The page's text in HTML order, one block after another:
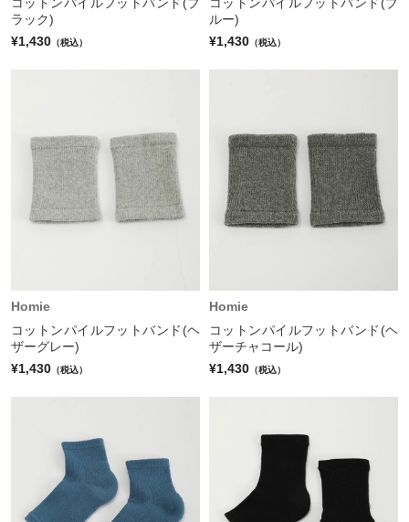
コットンパイルフットバンド(ブ
ラック)
¥1,430 （税込）
コットンパイルフットバンド(ブ
ルー)
¥1,430 （税込）
Homie
コットンパイルフットバンド(ヘ
ザーグレー)
¥1,430 （税込）
Homie
コットンパイルフットバンド(ヘ
ザーチャコール)
¥1,430 （税込）